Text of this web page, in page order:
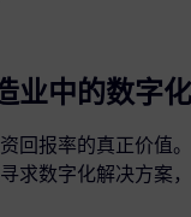
业中的数字
回报率的真正价值
求数字化解决方案